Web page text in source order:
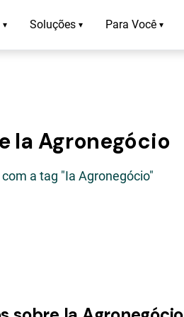
▾ Soluções ▾ Para Você ▾
Ia Agronegócio
a tag "Ia Agronegócio"